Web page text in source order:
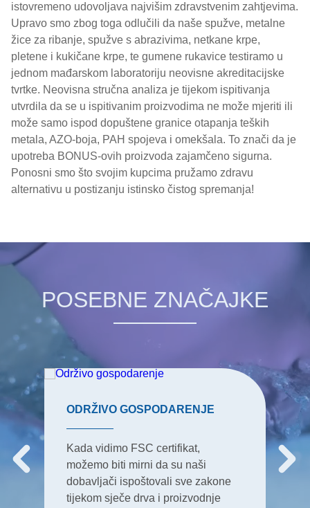
istovremeno udovoljava najvišim zdravstvenim zahtjevima.
Upravo smo zbog toga odlučili da naše spužve, metalne
žice za ribanje, spužve s abrazivima, netkane krpe,
pletene i kukičane krpe, te gumene rukavice testiramo u
jednom mađarskom laboratoriju neovisne akreditacijske
tvrtke. Neovisna stručna analiza je tijekom ispitivanja
utvrdila da se u ispitivanim proizvodima ne može mjeriti ili
može samo ispod dopuštene granice otapanja teških
metala, AZO-boja, PAH spojeva i omekšala. To znači da je
upotreba BONUS-ovih proizvoda zajamčeno sigurna.
Ponosni smo što svojim kupcima pružamo zdravu
alternativu u postizanju istinsko čistog spremanja!
POSEBNE ZNAČAJKE
ODRŽIVO GOSPODARENJE
Kada vidimo FSC certifikat,
možemo biti mirni da su naši
dobavljači ispoštovali sve zakone
tijekom sječe drva i proizvodnje